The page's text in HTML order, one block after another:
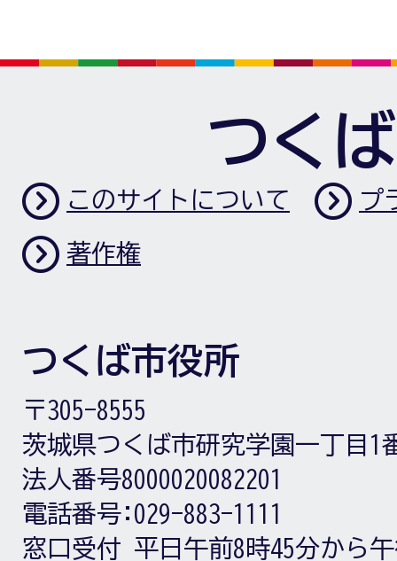
つく
このサイトについて プ
著作権
つくば市役所
〒305-8555
茨城県つくば市研究学園一丁目1
法人番号8000020082201
電話番号: 029-883-1111
窓口受付 平日午前8時45分から